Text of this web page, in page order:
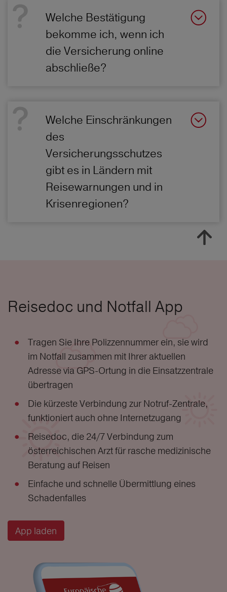
Welche Bestätigung
bekomme ich, wenn ich
die Versicherung online
abschließe?
Welche Einschränkungen
des
Versicherungsschutzes
gibt es in Ländern mit
Reisewarnungen und in
Krisenregionen?
Reisedoc und Notfall App
Tragen Sie Ihre Polizzennummer ein, sie wird
im Notfall zusammen mit Ihrer aktuellen
Adresse via GPS-Ortung in die Einsatzzentrale
übertragen
Die kürzeste Verbindung zur Notruf-Zentrale,
funktioniert auch ohne Internetzugang
Reisedoc, die 24/7 Verbindung zum
österreichischen Arzt für rasche medizinische
Beratung auf Reisen
Einfache und schnelle Übermittlung eines
Schadenfalles
App laden